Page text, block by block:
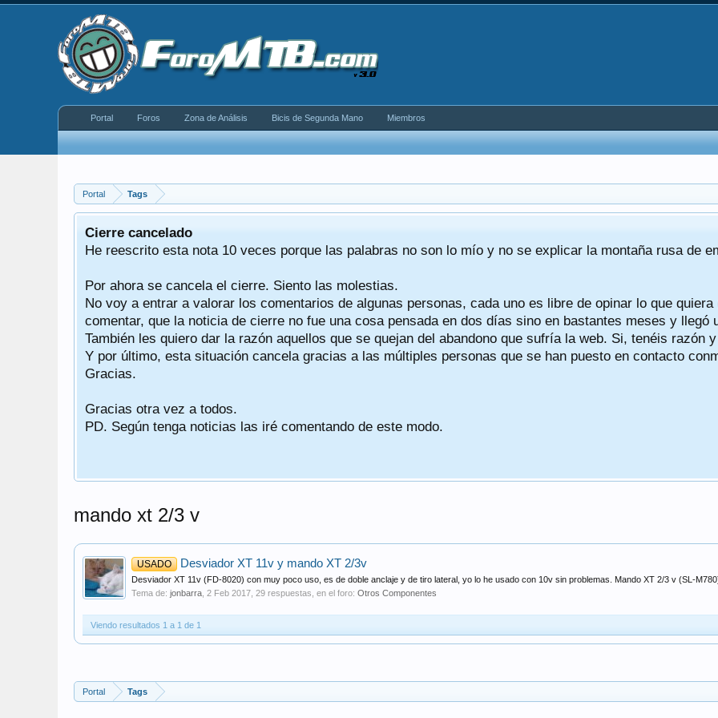
Portal Tags
Cierre cancelado
He reescrito esta nota 10 veces porque las palabras no son lo mío y no se explicar la montaña rusa de
Por ahora se cancela el cierre. Siento las molestias.
No voy a entrar a valorar los comentarios de algunas personas, cada uno es libre de opinar lo que
comentar, que la noticia de cierre no fue una cosa pensada en dos días sino en bastantes meses y llegó
También les quiero dar la razón aquellos que se quejan del abandono que sufría la web. Si, tenéis razón
Y por último, esta situación cancela gracias a las múltiples personas que se han puesto en contacto
Gracias.
Gracias otra vez a todos.
PD. Según tenga noticias las iré comentando de este modo.
mando xt 2/3 v
USADO Desviador XT 11v y mando XT 2/3v
Desviador XT 11v (FD-8020) con muy poco uso, es de doble anclaje y de tiro lateral, yo lo he usado con 10v sin problemas. Mando XT 2/3 v (SL-
Tema de: jonbarra 2 Feb 2017 , 29 respuestas, en el foro: Otros Componentes
Viendo resultados 1 a 1 de 1
Portal Tags
Portal Foros Zona de Análisis Bicis de Segunda Mano Miembros